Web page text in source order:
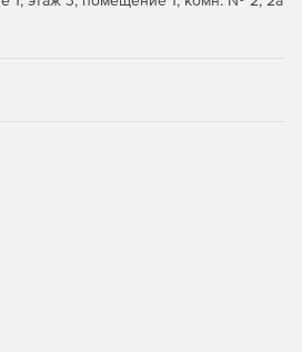
или сохранение двоичных
Resources.